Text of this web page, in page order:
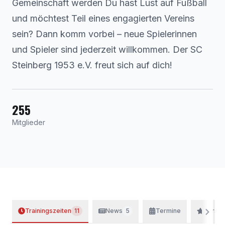
Gemeinschaft werden Du hast Lust auf Fußball
und möchtest Teil eines engagierten Vereins
sein? Dann komm vorbei – neue Spielerinnen
und Spieler sind jederzeit willkommen. Der SC
Steinberg 1953 e.V. freut sich auf dich!
255
Mitglieder
Trainingszeiten 11 News 5 Termine